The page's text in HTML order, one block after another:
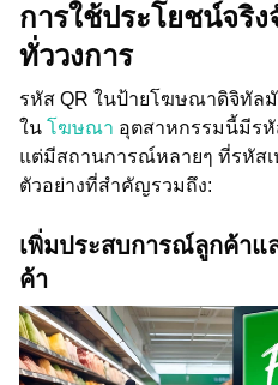
การใช้ประโยชน์จริ
ทั่ววงการ
รหัส QR ในป้ายโฆษณาดิจิทัล
ใน โฆษณา อุตสาหกรรมนี้มีรหั
แต่มีสถานการณ์หลายๆ ที่รหัส
ตัวอย่างที่สำคัญรวมถึง:
เพิ่มประสบการณ์ลูกค้าแ
ค้า